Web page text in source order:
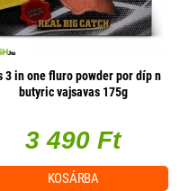
3 in one fluro powder por díp n
butyric vajsavas 175g
3 490 Ft
KOSÁRBA